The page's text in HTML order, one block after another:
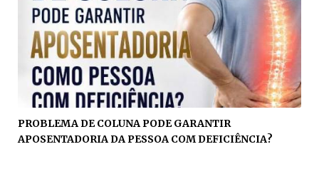
PROBLEMA DE COLUNA PODE GARANTIR
APOSENTADORIA DA PESSOA COM DEFICIÊNCIA?